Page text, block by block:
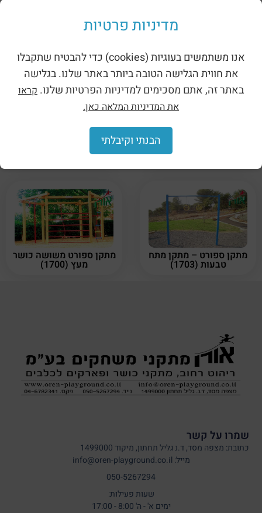
מוצרים קשורים
מתקן ספורט 4 אלמנטים
ממתכת (1715)
מתקן ספורט – מתקן מתח
טבעות (1703)
מתקן ספורט משושה כושר
מעץ (1700)
שמרו על קשר
כתובת: מצפה מסד, ד.נ גליל תחתון, מיקוד 1499000
מייל: info@oren-playground.co.il
050-5267294
שעות פעילות:
ימים א' - ה' 8:00 - 17:00
מדיניות פרטיות
אנו משתמשים בעוגיות (cookies) כדי להבטיח שתקבלו
את חווית הגלישה הטובה ביותר באתר שלנו. בגלישה
באתר זה, אתם מסכימים למדיניות הפרטיות שלנו. קראו
את המדיניות המלאה כאן.
הבנתי וקיבלתי